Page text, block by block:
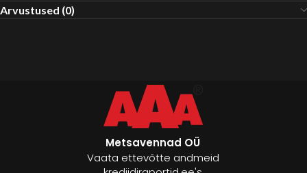
Arvustused (0)
Metsavennad OÜ
Vaata ettevõtte andmeid